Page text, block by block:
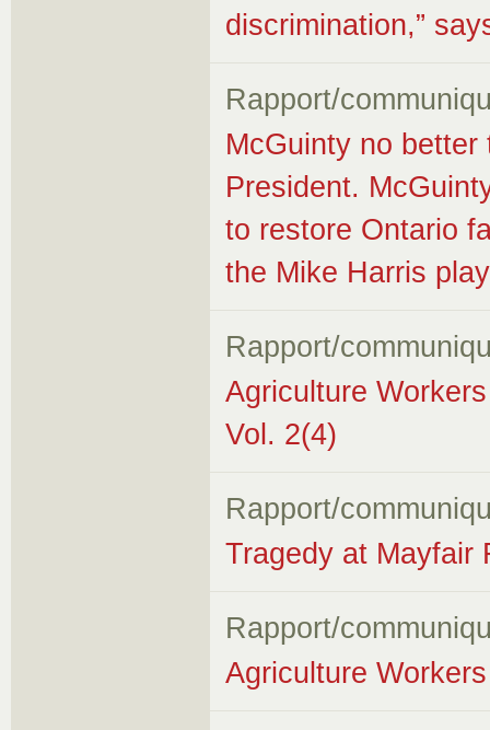
discrimination,”
Rapport/
McGuinty no
President.
to restore Ontario
the Mike Harris
Rapport/
Agriculture
Vol. 2(4)
Rapport/
Tragedy at Mayfair
Rapport/
Agriculture